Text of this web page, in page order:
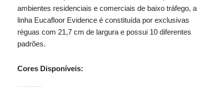
ambientes residenciais e comerciais de baixo tráfego, a
linha Eucafloor Evidence é constituída por exclusivas
réguas com 21,7 cm de largura e possui 10 diferentes
padrões.
Cores Disponíveis: